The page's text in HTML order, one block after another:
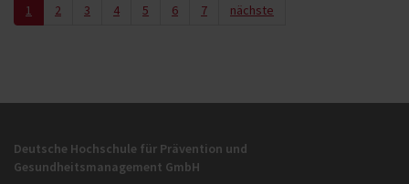
1 2 3 4 5 6 7 nächste
Deutsche Hochschule für Prävention und
Gesundheitsmanagement GmbH